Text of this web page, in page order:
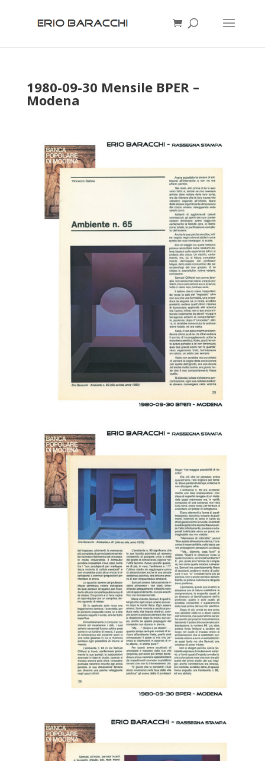
1980-09-30 Mensile BPER –
Modena